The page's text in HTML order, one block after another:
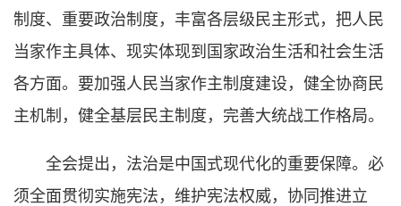
制度、重要政治制度，丰富各层级民主形式，把人民
当家作主具体、现实体现到国家政治生活和社会生活
各方面。要加强人民当家作主制度建设，健全协商民
主机制，健全基层民主制度，完善大统战工作格局。
全会提出，法治是中国式现代化的重要保障。必
须全面贯彻实施宪法，维护宪法权威，协同推进立